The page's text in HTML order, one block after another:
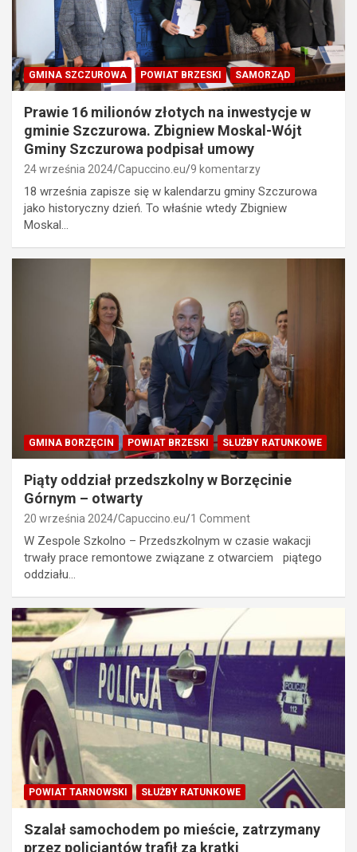
GMINA SZCZUROWA POWIAT BRZESKI SAMORZĄD
Prawie 16 milionów złotych na inwestycje w
gminie Szczurowa. Zbigniew Moskal-Wójt
Gminy Szczurowa podpisał umowy
24 września 2024 Capuccino.eu 9 komentarzy
18 września zapisze się w kalendarzu gminy Szczurowa
jako historyczny dzień. To właśnie wtedy Zbigniew
Moskal…
GMINA BORZĘCIN POWIAT BRZESKI SŁUŻBY RATUNKOWE
Piąty oddział przedszkolny w Borzęcinie
Górnym – otwarty
20 września 2024 Capuccino.eu 1 Comment
W Zespole Szkolno – Przedszkolnym w czasie wakacji
trwały prace remontowe związane z otwarciem piątego
oddziału…
POWIAT TARNOWSKI SŁUŻBY RATUNKOWE
Szalał samochodem po mieście, zatrzymany
przez policjantów trafił za kratki